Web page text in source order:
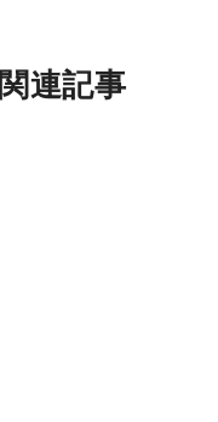
関連記事